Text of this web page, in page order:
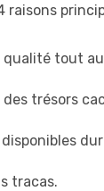
qualité tout
trésors
tracas.